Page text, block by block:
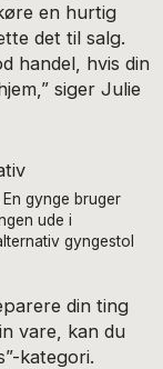
en hurtig
det til salg.
handel, hvis din
siger Julie
gynge bruger
ude i
gyngestol
din ting
vare, kan du
kategori.